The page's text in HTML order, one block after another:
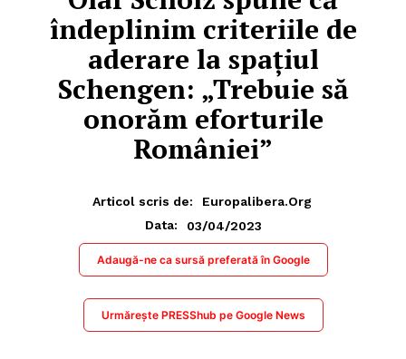
îndeplinim criteriile de
aderare la spațiul
Schengen: „Trebuie să
onorăm eforturile
României”
Articol scris de:
Europalibera.org
Data:
03/04/2023
Adaugă-ne ca sursă preferată în Google
Urmărește PRESShub pe Google News